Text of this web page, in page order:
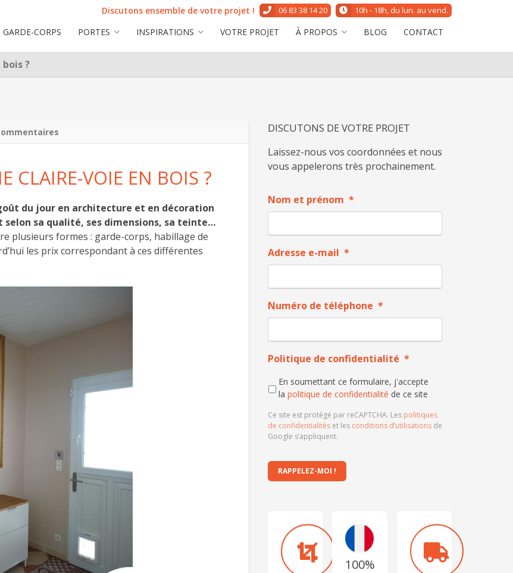
Discutons ensemble de votre projet ! 06 83 38 14 20 10h - 18h, du lun. au vend.
GARDE-CORPS PORTES INSPIRATIONS VOTRE PROJET À PROPOS BLOG CONTACT
?
CLAIRE-VOIE EN BOIS ?
du jour en architecture et en décoration
sa qualité, ses dimensions, sa teinte…
plusieurs formes : garde-corps, habillage de
les prix correspondant à ces différentes
DISCUTONS DE VOTRE PROJET
Laissez-nous vos coordonnées et nous
vous appelerons très prochainement.
Nom et prénom *
Adresse e-mail *
Numéro de téléphone *
Politique de confidentialité *
En soumettant ce formulaire, j'accepte
la politique de confidentialité de ce site
Ce site est protégé par reCAPTCHA. Les politiques
de confidentialitéset les conditions d’utilisationsde
Google s’appliquent.
RAPPELEZ-MOI !
100%